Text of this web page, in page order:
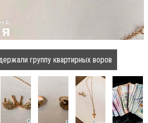
группу квартирных воров